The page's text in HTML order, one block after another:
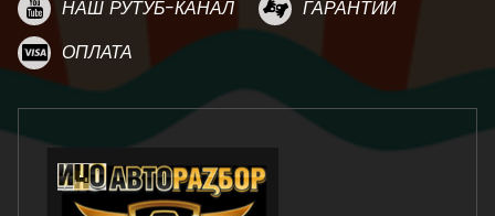
НАШ РУТУБ-КАНАЛ
ГАРАНТИИ
ОПЛАТА